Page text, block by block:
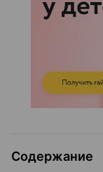
Содержание